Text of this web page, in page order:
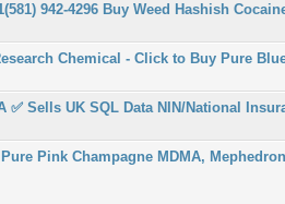
942-4296 Buy Weed Hashish
Derecelendirme: 0/5 - 0 oy
12345
Chemical - Click to Buy Pure
Derecelendirme: 0/5 - 0 oy
1234 5
✅ Sells UK SQL Data NIN/National
Derecelendirme: 0/5 - 0 oy
12345
Pink Champagne MDMA,